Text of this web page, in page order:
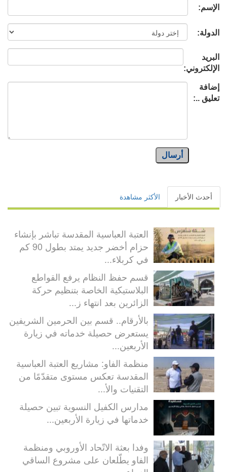
الإسم:
الدولة:
البريد
الإلكتروني:
إضافة
تعليق ..:
أرسال
أحدث الأخبار الأكثر مشاهدة
العتبة العباسية المقدسة تباشر بإنشاء
حزام أخضر جديد يمتد بطول 90 كم
في كربلاء...
قسم حفظ النظام يرفع القواطع
البلاستيكية الخاصة بتنظيم حركة
الزائرين بعد انتهاء ز...
بالأرقام.. قسم بين الحرمين الشريفين
يستعرض حصيلة خدماته في زيارة
الأربعين...
منظمة الفاو: مشاريع العتبة العباسية
المقدسة تعكس مستوى متقدّمًا من
التقنيات والأ...
مدارس الكفيل النسوية تبين حصيلة
خدماتها في زيارة الأربعين...
وفدا بعثة الاتّحاد الأوروبي ومنظمة
الفاو يطّلعان على مشروع الساقي